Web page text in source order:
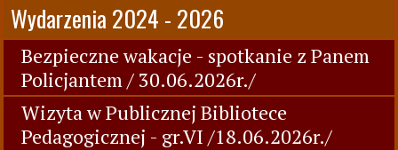
Wydarzenia 2024 - 2026
Bezpieczne wakacje - spotkanie z Panem
Policjantem / 30.06.2026r./
Wizyta w Publicznej Bibliotece
Pedagogicznej - gr.VI /18.06.2026r./